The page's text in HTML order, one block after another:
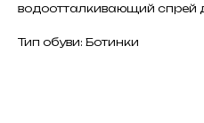
водоотталкивающий спрей
Тип обуви: Ботинки